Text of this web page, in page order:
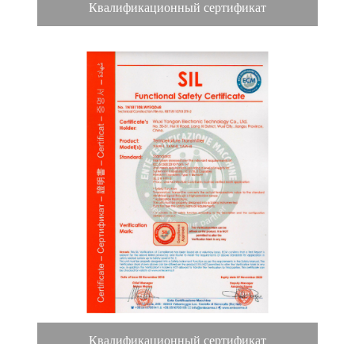
Квалификационный сертификат
Квалификационный сертификат